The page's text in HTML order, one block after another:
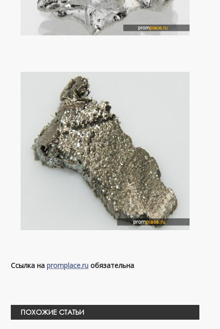
Ссылка наpromplace.ru обязательна
ПОХОЖИЕ СТАТЬИ